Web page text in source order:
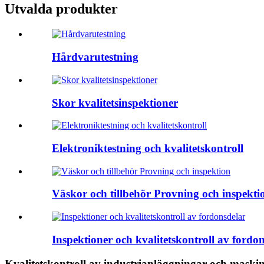
Utvalda produkter
Hårdvarutestning
Skor kvalitetsinspektioner
Elektroniktestning och kvalitetskontroll
Väskor och tillbehör Provning och
Inspektioner och kvalitetskontroll av